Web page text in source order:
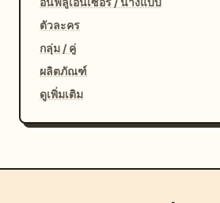
ตัวละคร
กลุ่ม / คู่
ผลิตภัณฑ์
ดูเพิ่มเติม